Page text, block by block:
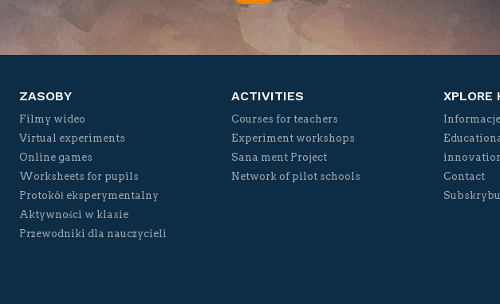
ZASOBY
Filmy wideo
Virtual experiments
Online games
Worksheets for pupils
Protokół eksperymentalny
Aktywności w klasie
Przewodniki dla nauczycieli
ACTIVITIES
Courses for teachers
Experiment workshops
Sana ment Project
Network of pilot schools
XPLORE
Contact